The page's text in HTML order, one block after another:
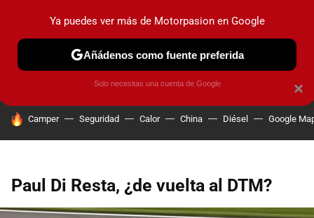
PRUEBAS COCHES ELÉCTRICOS OBSERVATORIO
HOY SE HABLA DE
Camper Seguridad Calor China Diésel Google
Paul Di Resta, ¿de vuelta al DTM?
×
Ya puedes ver más de Motorpasion en Google
Añádenos como fuente preferida
Solo necesitas una cuenta de Google